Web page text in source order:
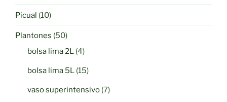
productos
Picual 1010
productos
Plantones 5050
productos
bolsa lima 2L 44
bolsa lima 5L 1515
vaso superintensivo 77